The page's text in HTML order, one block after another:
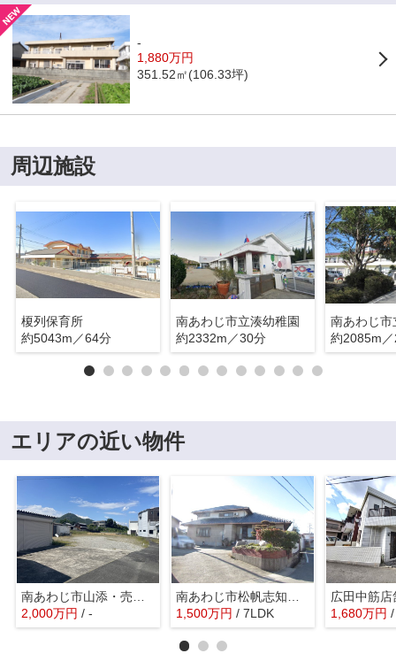
-
1,880万円
351.52㎡(106.33坪)
周辺施設
榎列保育所
約5043m／64分
南あわじ市立湊幼稚園
約2332m／30分
南あわじ市
約2085m
エリアの近い物件
2,000万円 / -
1,500万円 / 7LDK
広田中筋店
1,680万円